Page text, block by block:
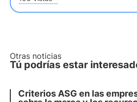
Otras noticias
Tú podrías estar
Criterios ASG en las